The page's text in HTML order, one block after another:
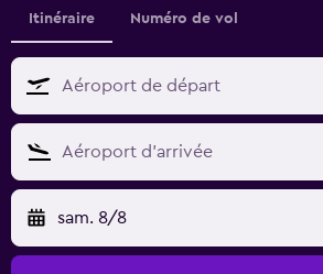
Itinéraire Numéro de vol
sam. 8/8